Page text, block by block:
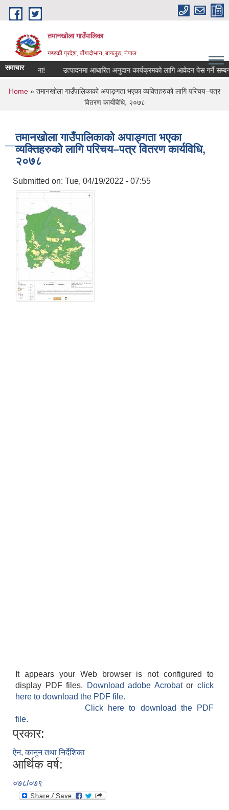
Skip to main content
तमानखोला गाउँपालिका
गण्डकी प्रदेश, बोंगादोभान, बागलुङ, नेपाल
समाचार
सूचना! उत्पादनमा आधारित अनुदान कार्यक्रमको लागि आवेदन पेस गर्ने सम्बन्धी
You are here
Home » तमानखोला गाउँपालिकाको अपाङ्गता भएका व्यक्तिहरुको लागि परिचय–पत्र
वितरण कार्यविधि, २०७८
तमानखोला गाउँपालिकाको अपाङ्गता भएका
व्यक्तिहरुको लागि परिचय–पत्र वितरण कार्यविधि,
२०७८
Submitted on: Tue, 04/19/2022 - 07:55
It appears your Web browser is not configured to
display PDF files.
Download adobe Acrobatorclick
here to download the PDF file.
Click here to download the PDF
file.
प्रकार:
ऐन, कानुन तथा निर्देशिका
आर्थिक वर्ष:
०७८/०७९